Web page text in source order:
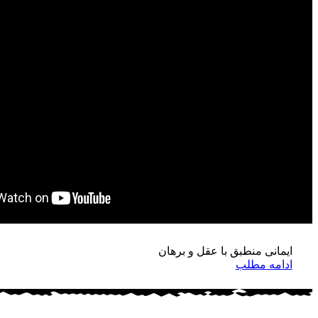
ایمانی منطبق با عقل و برهان
ادامه مطلب